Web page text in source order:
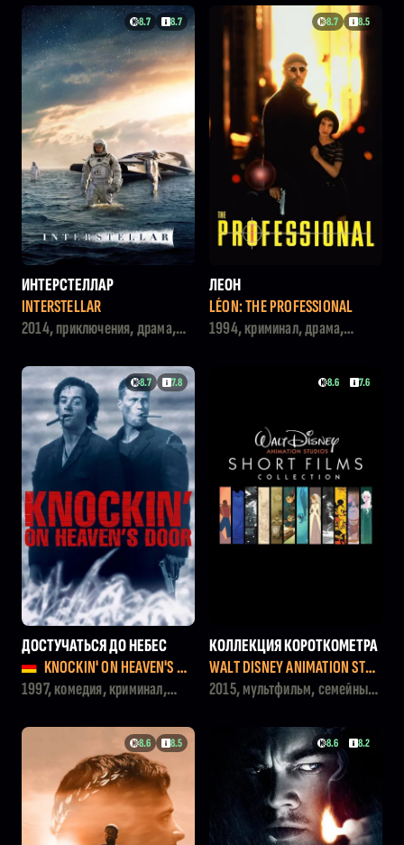
8.7 8.7
ИНТЕРСТЕЛЛАР
INTERSTELLAR
2014, приключения, драма,
8.7 8.5
ЛЕОН
LÉON: THE PROFESSIONAL
1994, криминал, драма,
8.7 7.8
ДОСТУЧАТЬСЯ ДО НЕБЕС
KNOCKIN' ON HEAVEN'S DO
OR
1997, комедия, криминал,
8.6 7.6
КОЛЛЕКЦИЯ КОРОТКОМЕТРА
ЖНЫХ МУЛЬТФИЛЬМОВ
WALT DISNEY ANIMATION STUD
IOS SHORT FILMS COLLECTION
2015, мультфильм, семейный,
8.6 8.5 8.6 8.2